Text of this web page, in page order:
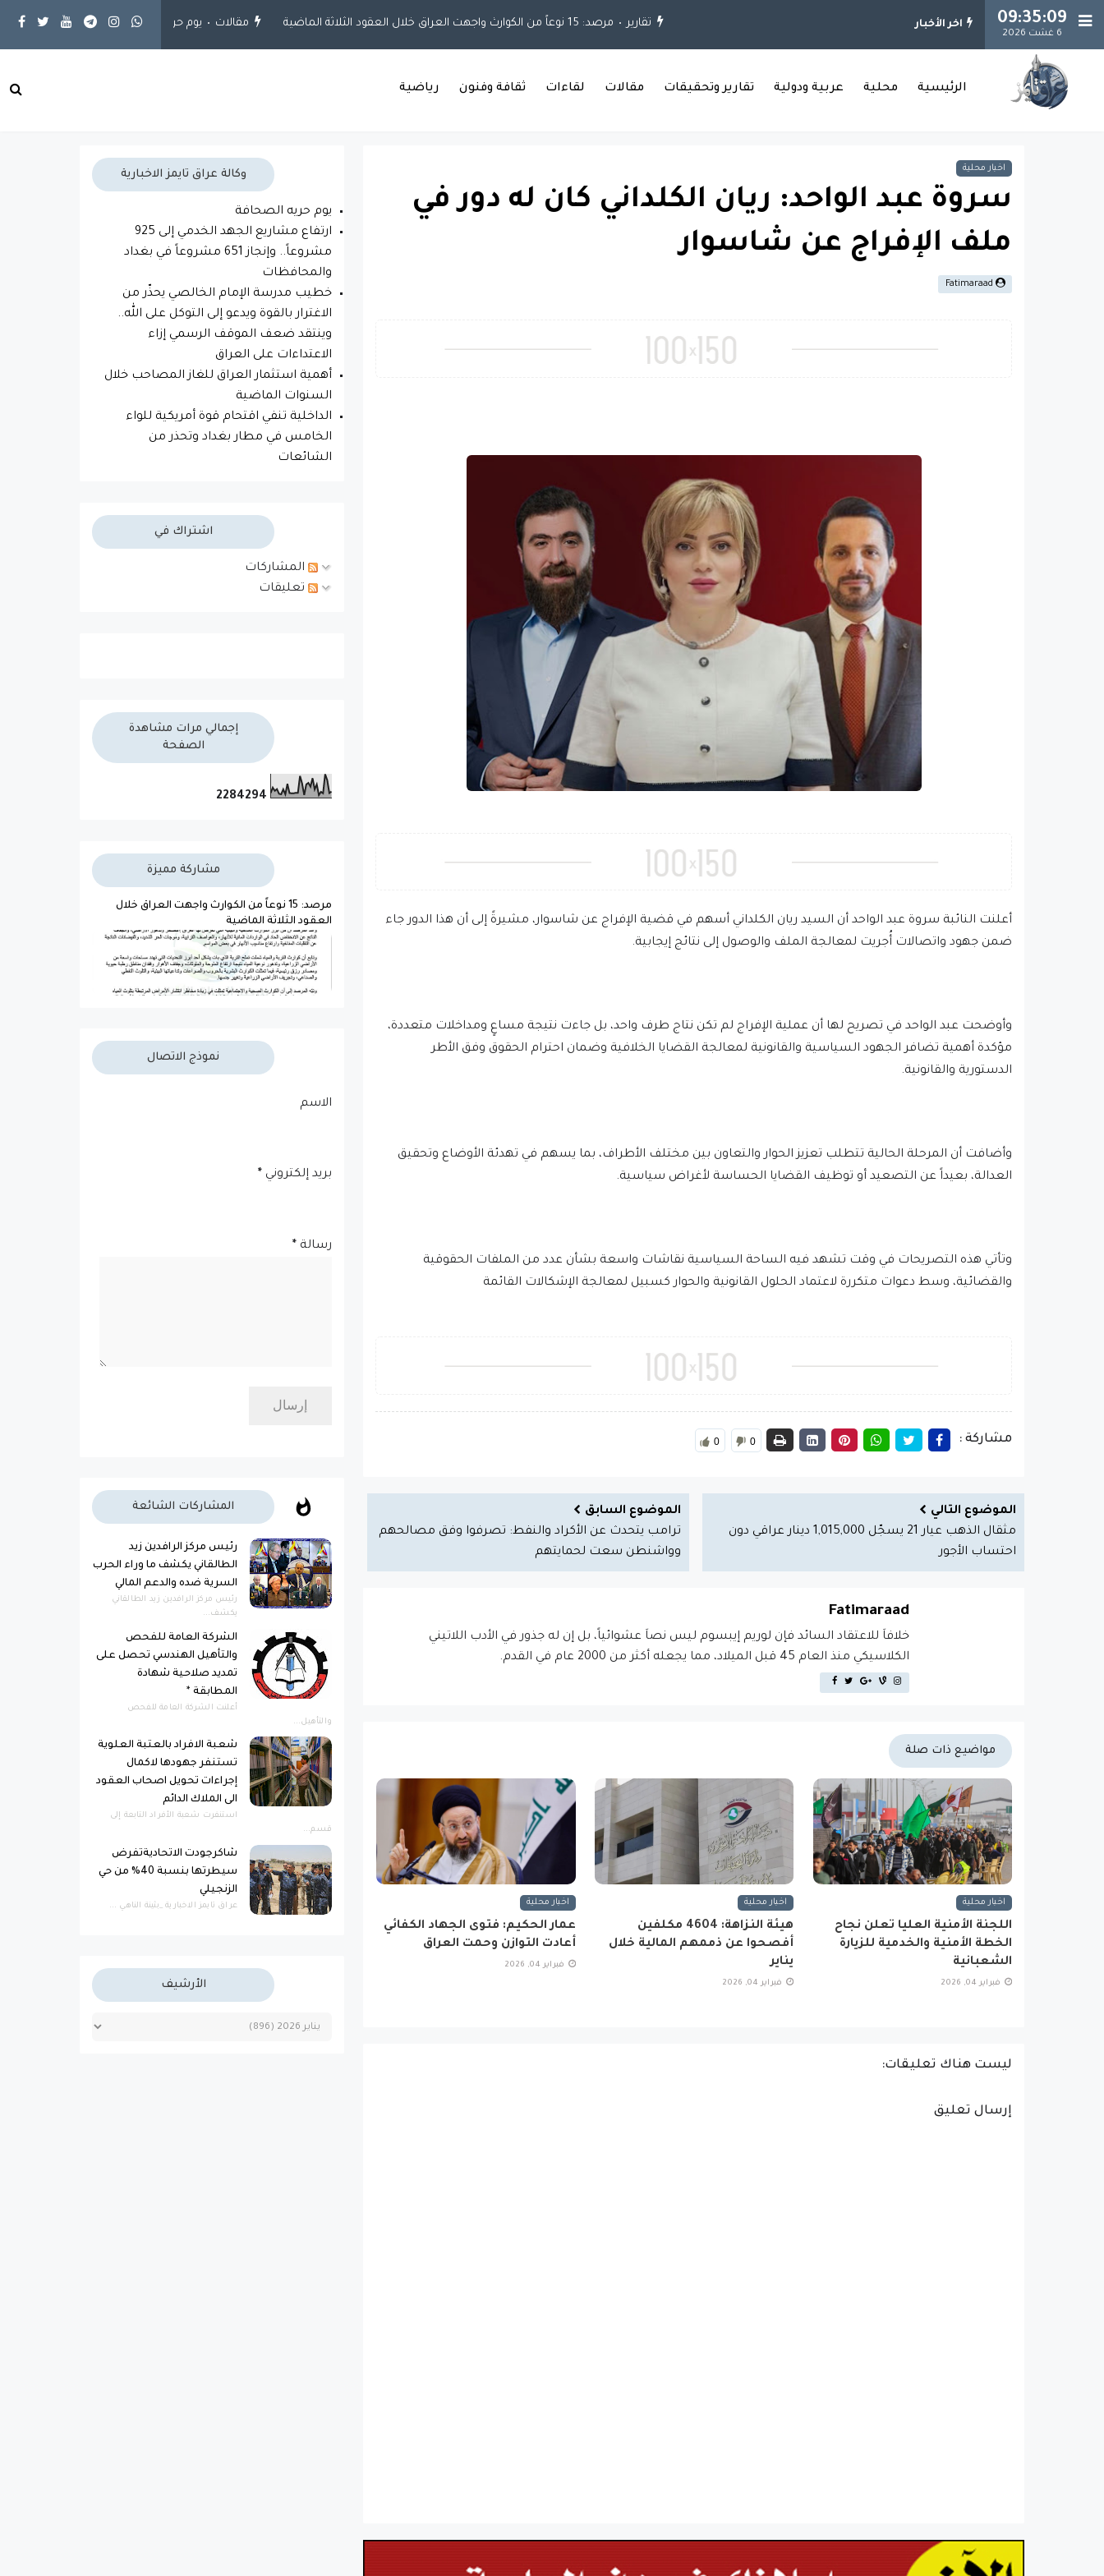
09:35:10
6 غشت 2026
اخر الأخبار مرصد: 15 نوعاً من الكوارث واجهت العراق خلال العقود الثلاثة الماضية مقالات يوم حريه الصحافة محلية ارتفاع مشاريع الجهد الخدمي إلى 925
الرئيسية محلية عربية ودولية تقارير وتحقيقات مقالات لقاءات ثقافة وفنون رياضية
اخبار محلية
سروة عبد الواحد: ريان الكلداني كان له دور في
ملف الإفراج عن شاسوار
Fatimaraad
أعلنت النائبة سروة عبد الواحد أن السيد ريان الكلداني أسهم في قضية الإفراج عن شاسوار، مشيرةً إلى أن هذا الدور جاء
ضمن جهود واتصالات أُجريت لمعالجة الملف والوصول إلى نتائج إيجابية.
وأوضحت عبد الواحد في تصريح لها أن عملية الإفراج لم تكن نتاج طرف واحد، بل جاءت نتيجة مساعٍ ومداخلات متعددة،
مؤكدة أهمية تضافر الجهود السياسية والقانونية لمعالجة القضايا الخلافية وضمان احترام الحقوق وفق الأطر
الدستورية والقانونية.
وأضافت أن المرحلة الحالية تتطلب تعزيز الحوار والتعاون بين مختلف الأطراف، بما يسهم في تهدئة الأوضاع وتحقيق
العدالة، بعيداً عن التصعيد أو توظيف القضايا الحساسة لأغراض سياسية.
وتأتي هذه التصريحات في وقت تشهد فيه الساحة السياسية نقاشات واسعة بشأن عدد من الملفات الحقوقية
والقضائية، وسط دعوات متكررة لاعتماد الحلول القانونية والحوار كسبيل لمعالجة الإشكالات القائمة
مشاركة : 0 0
الموضوع التالي
مثقال الذهب عيار 21 يسجّل 1,015,000 دينار عراقي دون
احتساب الأجور
الموضوع السابق
ترامب يتحدث عن الأكراد والنفط: تصرفوا وفق مصالحهم
وواشنطن سعت لحمايتهم
Fatimaraad
خلافاَ للاعتقاد السائد فإن لوريم إيبسوم ليس نصاَ عشوائياً، بل إن له جذور في الأدب اللاتيني
الكلاسيكي منذ العام 45 قبل الميلاد، مما يجعله أكثر من 2000 عام في القدم.
مواضيع ذات صلة
اخبار محلية
اللجنة الأمنية العليا تعلن نجاح
الخطة الأمنية والخدمية للزيارة
الشعبانية
فبراير 04, 2026
اخبار محلية
هيئة النزاهة: 4604 مكلفين
أفصحوا عن ذممهم المالية خلال
يناير
فبراير 04, 2026
اخبار محلية
عمار الحكيم: فتوى الجهاد الكفائي
أعادت التوازن وحمت العراق
فبراير 04, 2026
ليست هناك تعليقات:
إرسال تعليق
وكالة عراق تايمز الاخبارية
يوم حريه الصحافة
ارتفاع مشاريع الجهد الخدمي إلى 925
مشروعاً.. وإنجاز 651 مشروعاً في بغداد
والمحافظات
خطيب مدرسة الإمام الخالصي يحذّر من
الاغترار بالقوة ويدعو إلى التوكل على الله..
وينتقد ضعف الموقف الرسمي إزاء
الاعتداءات على العراق
أهمية استثمار العراق للغاز المصاحب خلال
السنوات الماضية
الداخلية تنفي اقتحام قوة أمريكية للواء
الخامس في مطار بغداد وتحذر من
الشائعات
اشتراك في
المشاركات
تعليقات
إجمالي مرات مشاهدة
الصفحة
2284294
مشاركة مميزة
مرصد: 15 نوعاً من الكوارث واجهت العراق خلال
العقود الثلاثة الماضية
نموذج الاتصال
الاسم
بريد إلكتروني *
رسالة *
المشاركات الشائعة
رئيس مركز الرافدين زيد
الطالقاني يكشف ما وراء الحرب
السرية ضده والدعم المالي
رئيس مركز الرافدين زيد الطالقاني
يكشف...
الشركة العامة للفحص
والتأهيل الهندسي تحصل على
تمديد صلاحية شهادة
المطابقة *
أعلنت الشركة العامة للفحص
والتأهيل...
شعبة الافراد بالعتبة العلوية
تستنفر جهودها لاكمال
إجراءات تحويل اصحاب العقود
الى الملاك الدائم
استنفرت شعبة الأفراد التابعة إلى
قسم...
شاكرجودت الاتحاديةتفرض
سيطرتها بنسبة 40% من حي
الزنجيلي
عراق تايمز الاخبارية _بثينة الناهي ...
الأرشيف